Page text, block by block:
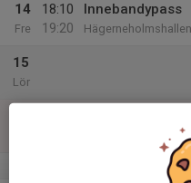
14
Fre
18:10
19:20
Innebandypass
Hägerneholmshallen
15
Lör